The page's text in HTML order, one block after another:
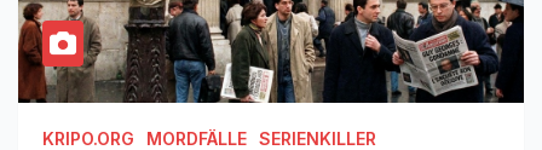
KRIPO.ORG MORDFÄLLE SERIENKILLER